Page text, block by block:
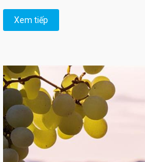
Xem tiếp